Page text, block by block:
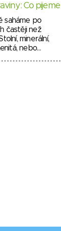
Co
saháme po
častěji než
minerální,
nebo…